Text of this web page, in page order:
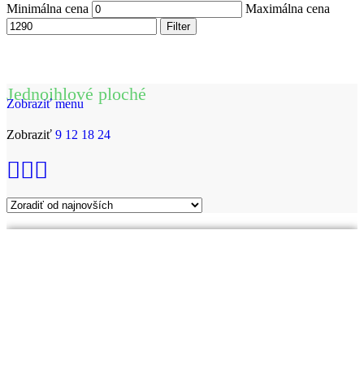
Minimálna cena Maximálna cena
Filter
Jednoihlové ploché
Zobraziť menu
Zobraziť 9 12 18 24